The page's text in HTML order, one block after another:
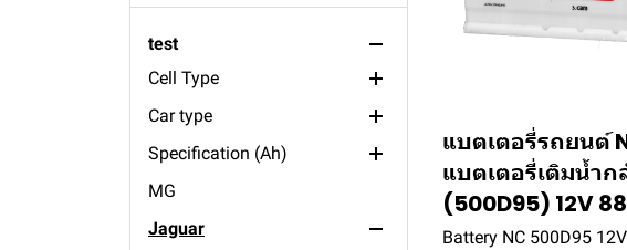
test
สินค้าทั้งหมด
Cell Type
maintenance Free
conventional
Car type
tractor
boat
truck
Specification (Ah)
200ah
190ah
MG
Jaguar
แบตเตอรี่รถยนต์
แบตเตอรี่เติมน้ำก
(500D95) 12V
Battery NC 500D95